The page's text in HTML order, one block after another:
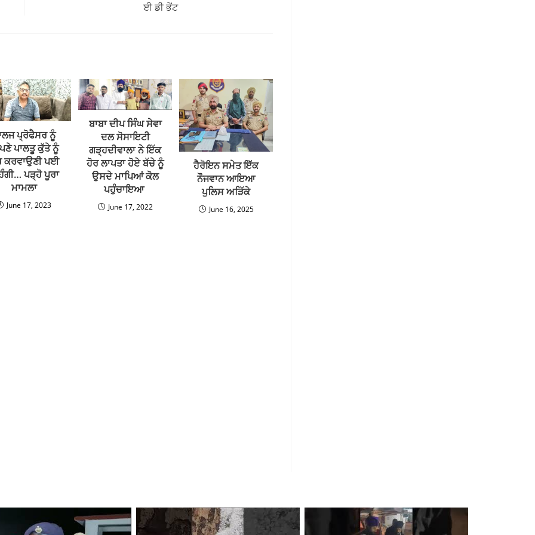
ਈ ਡੀ ਭੇਂਟ
ਪ੍ਰੋਫੈਸਰ ਨੂੰ
ਪਾਲਤੂ ਕੁੱਤੇ ਨੂੰ
ਕਰਵਾਉਣੀ ਪਈ
ਪੜ੍ਹੋ ਪੂਰਾ
ਮਾਮਲਾ
June 17, 2023
ਬਾਬਾ ਦੀਪ ਸਿੰਘ ਸੇਵਾ
ਦਲ ਸੋਸਾਇਟੀ
ਗੜ੍ਹਦੀਵਾਲਾ ਨੇ ਇੱਕ
ਹੋਰ ਲਾਪਤਾ ਹੋਏ ਬੱਚੇ ਨੂੰ
ਉਸਦੇ ਮਾਪਿਆਂ ਕੋਲ
ਪਹੁੰਚਾਇਆ
June 17, 2022
ਹੈਰੋਇਨ ਸਮੇਤ ਇੱਕ
ਨੌਜਵਾਨ ਆਇਆ
ਪੁਲਿਸ ਅੜਿੱਕੇ
June 16, 2025